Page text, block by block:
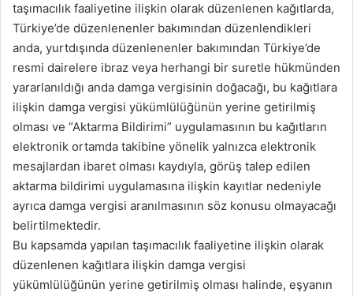
taşımacılık faaliyetine ilişkin olarak düzenlenen kağıtlarda,
Türkiye’de düzenlenenler bakımından düzenlendikleri
anda, yurtdışında düzenlenenler bakımından Türkiye’de
resmi dairelere ibraz veya herhangi bir suretle hükmünden
yararlanıldığı anda damga vergisinin doğacağı, bu kağıtlara
ilişkin damga vergisi yükümlülüğünün yerine getirilmiş
olması ve “Aktarma Bildirimi” uygulamasının bu kağıtların
elektronik ortamda takibine yönelik yalnızca elektronik
mesajlardan ibaret olması kaydıyla, görüş talep edilen
aktarma bildirimi uygulamasına ilişkin kayıtlar nedeniyle
ayrıca damga vergisi aranılmasının söz konusu olmayacağı
belirtilmektedir.
Bu kapsamda yapılan taşımacılık faaliyetine ilişkin olarak
düzenlenen kağıtlara ilişkin damga vergisi
yükümlülüğünün yerine getirilmiş olması halinde, eşyanın